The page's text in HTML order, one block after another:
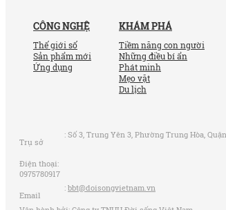
CÔNG NGHỆ
Thế giới số
Sản phẩm mới
Ứng dụng
KHÁM PHÁ
Tiềm năng con người
Những điều bí ẩn
Phát minh
Mẹo vặt
Du lịch
Trụ sở
: Số 3, Trung Yên 3, Phường Trung Hòa,
Điện thoại:
0975780917
Email
: bbt@doisongvietnam.vn